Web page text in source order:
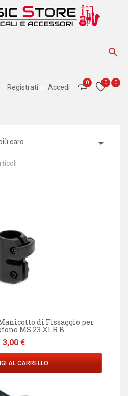

0
0
0
Registrati Accedi
caro 
di Fissaggio per
MS 23 XLR B
Prezzo
3,00 €
AL CARRELLO